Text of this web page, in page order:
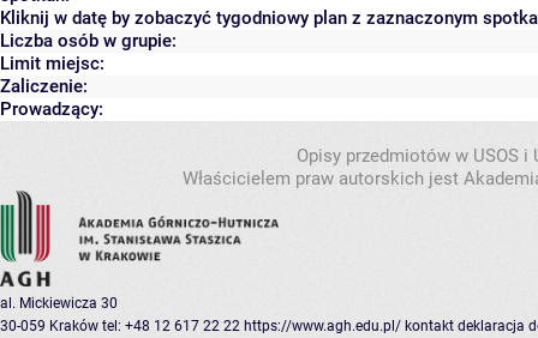
Kliknij w datę by zobaczyć tygodniowy plan z zaznaczonym
Liczba osób w grupie:
Limit miejsc:
Zaliczenie:
Prowadzący:
Opisy przedmiotów w USOS
Właścicielem praw autorskich jest
al. Mickiewicza 30
30-059 Kraków tel: +48 12 617 22 22 https://www.agh.edu.pl/ kontakt deklaracja